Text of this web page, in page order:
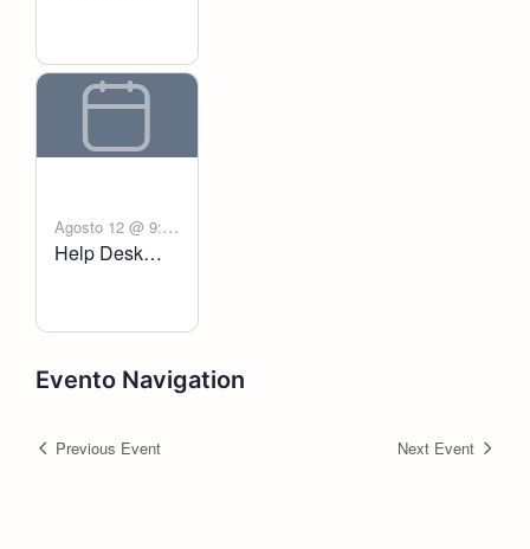
Agosto 12 @ 9:00
am - 6:00 pm
Help Desk
Evento Navigation
Previous Event Next Event